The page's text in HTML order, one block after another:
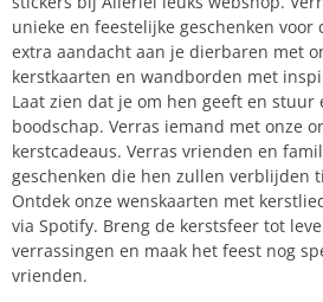
unieke en feestelijke geschenken voor
extra aandacht aan je dierbaren met
kerstkaarten en wandborden met
Laat zien dat je om hen geeft en stuur
boodschap. Verras iemand met onze
kerstcadeaus. Verras vrienden en
geschenken die hen zullen verblijden
Ontdek onze wenskaarten met
via Spotify. Breng de kerstsfeer tot
verrassingen en maak het feest nog
vrienden.